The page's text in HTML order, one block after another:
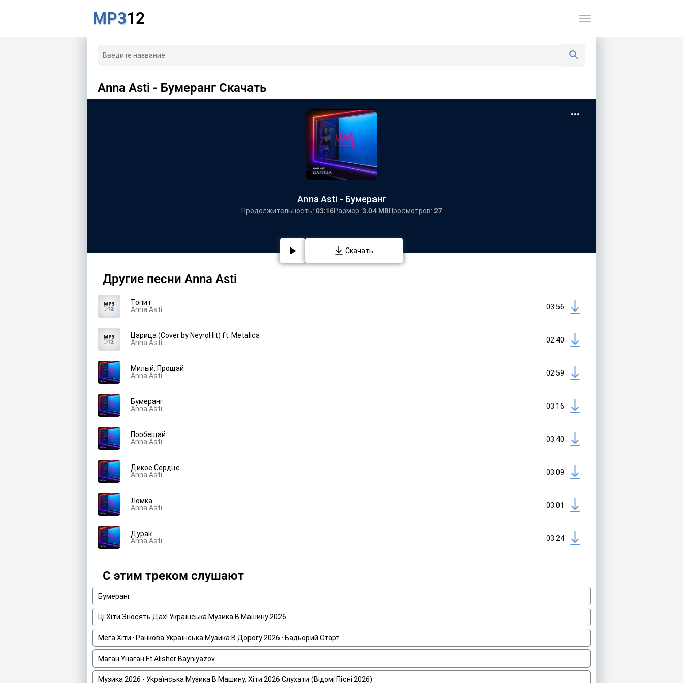
MP312
Anna Asti - Бумеранг Скачать
Anna Asti - Бумеранг
Продолжительность: 03:16Размер: 3.04 MBПросмотров: 27
Скачать
Другие песни Anna Asti
Топит
Anna Asti
03:56
Царица (Cover by NeyroHit) ft. Metalica
Anna Asti
02:40
Милый, Прощай
Anna Asti
02:59
Бумеранг
Anna Asti
03:16
Пообещай
Anna Asti
03:40
Дикое Сердце
Anna Asti
03:09
Ломка
Anna Asti
03:01
Дурак
Anna Asti
03:24
С этим треком слушают
Бумеранг
Ці Хіти Зносять Дах! Українська Музика В Машину 2026
Мега Хіти · Ранкова Українська Музика В Дорогу 2026 · Бадьорий Старт
Маған Ұнаған Ft Alisher Bayniyazov
Музика 2026 - Українська Музика В Машину, Хіти 2026 Слухати (Відомі Пісні 2026)